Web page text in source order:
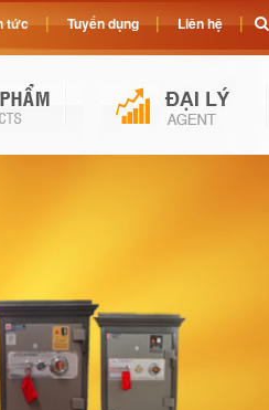
tức Tuyển dụng Liên hệ